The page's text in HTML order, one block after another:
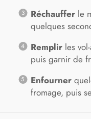
Réchaufferle
quelques
Remplirles vol-
puis garnir de
Enfourner
fromage, puis